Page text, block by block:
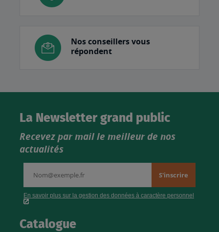
Nos conseillers vous
répondent
La Newsletter grand public
Recevez par mail le meilleur de nos
actualités
Catalogue